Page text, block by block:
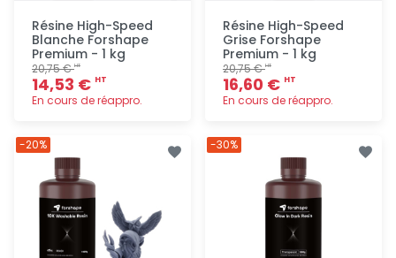
Résine High-Speed
Blanche Forshape
Premium - 1 kg
20,75 €HT
14,53 € HT
En cours de réappro.
Résine High-Speed
Grise Forshape
Premium - 1 kg
20,75 €HT
16,60 € HT
En cours de réappro.
rapide
-20% -30%